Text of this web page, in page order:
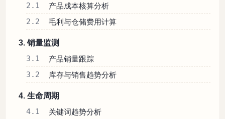
2.1 产品成本核算分析
2.2 毛利与仓储费用计算
3. 销量监测
3.1 产品销量跟踪
3.2 库存与销售趋势分析
4. 生命周期
4.1 关键词趋势分析